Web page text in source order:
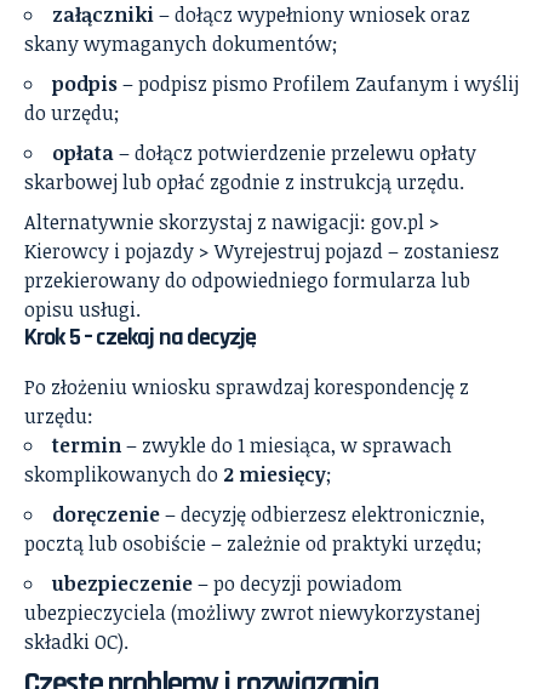
załączniki– dołącz wypełniony wniosek oraz
skany wymaganych dokumentów;
podpis– podpisz pismo Profilem Zaufanym i wyślij
do urzędu;
opłata– dołącz potwierdzenie przelewu opłaty
skarbowej lub opłać zgodnie z instrukcją urzędu.
Alternatywnie skorzystaj z nawigacji: gov.pl >
Kierowcy i pojazdy > Wyrejestruj pojazd – zostaniesz
przekierowany do odpowiedniego formularza lub
opisu usługi.
Krok 5 – czekaj na decyzję
Po złożeniu wniosku sprawdzaj korespondencję z
urzędu:
termin– zwykle do 1 miesiąca, w sprawach
skomplikowanych do 2 miesięcy;
doręczenie– decyzję odbierzesz elektronicznie,
pocztą lub osobiście – zależnie od praktyki urzędu;
ubezpieczenie– po decyzji powiadom
ubezpieczyciela (możliwy zwrot niewykorzystanej
składki OC).